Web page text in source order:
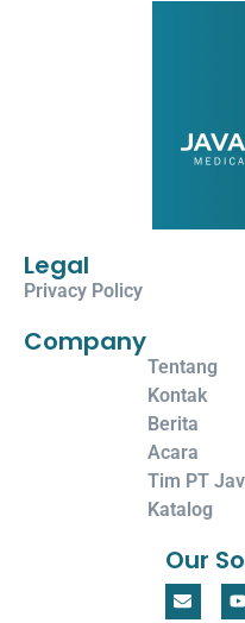
Legal
Privacy Policy
Tentang
Kontak
Berita
Acara
Tim PT
Katalog
Company
Our